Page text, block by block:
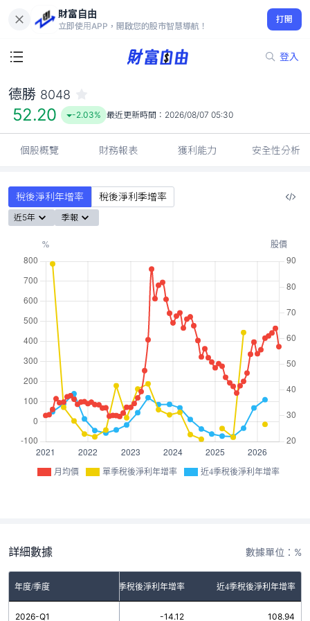
財富自由
立即使用APP，開啟您的股市智慧導航！
打開
登入
52.20
-2.03%
德勝 8048
52.20 -2.03% 最近更新時間： 2026/08/07 05:30
個股概覽 財務報表 獲利能力 安全性分析
稅後淨利年增率 稅後淨利季增率
近5年 季報
月均價 單季稅後淨利年增率 近4季稅後淨利年增率
詳細數據 數據單位：%
年度/季度 單季稅後淨利年增率 近4季稅後淨利年增率
2026-Q1 -14.12 108.94